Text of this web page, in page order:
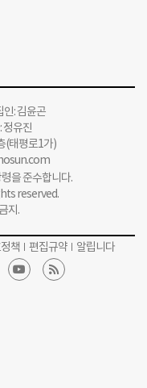
: 김윤곤
정유진
(태평로1가)
을 준수합니다.
reserved.
지.
책 편집규약 알립니다